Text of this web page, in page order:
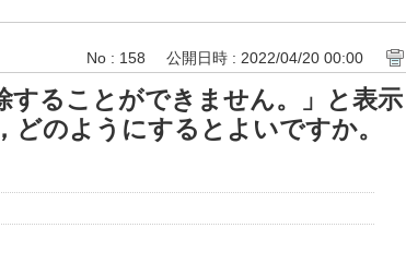
No : 158 公開日時 : 2022/04/20 00:00
することができません。」と表示
どのようにするとよいですか。